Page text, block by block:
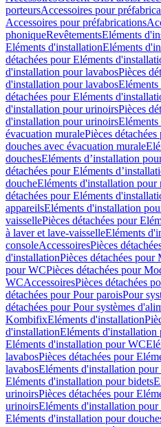
porteursAccessoires pour
Accessoires pour préfabrications
phoniqueRevêtementsEléments
Eléments d'installationEléments
détachées pour Eléments
d'installation pour lavabosPièces
d'installation pour lavabos
détachées pour Eléments
d'installation pour urinoirsPièces
d'installation pour urinoirs
évacuation muralePièces
douches avec évacuation murale
douchesEléments d’installation
détachées pour Eléments
doucheEléments d'installation pour
détachées pour Eléments
appareilsEléments d'installation
vaissellePièces détachées pour
à laver et lave-vaisselleEléments
consoleAccessoiresPièces
d'installationPièces détachées
pour WCPièces détachées pour
WCAccessoiresPièces détachées
détachées pour Pour paroisPour
détachées pour Pour systèmes
KombifixEléments d'installation
d'installationEléments d'installation
Eléments d'installation pour WC
lavabosPièces détachées pour
lavabosEléments d'installation pour
Eléments d'installation pour bidets
urinoirsPièces détachées pour
urinoirsEléments d'installation pour
Eléments d'installation pour